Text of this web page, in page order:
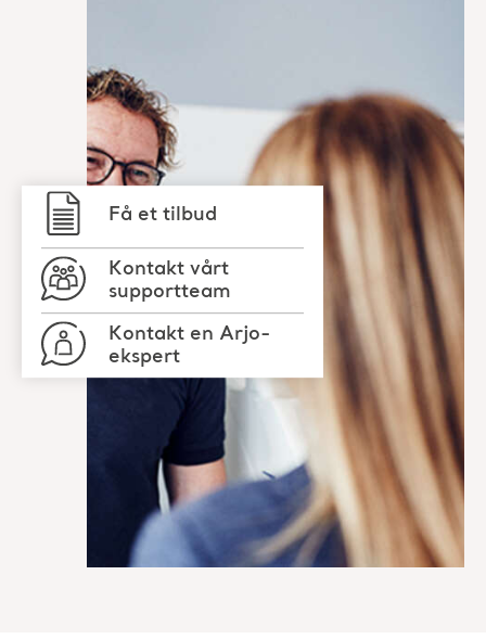
Få et tilbud
Kontakt vårt
supportteam
Kontakt en Arjo-
ekspert